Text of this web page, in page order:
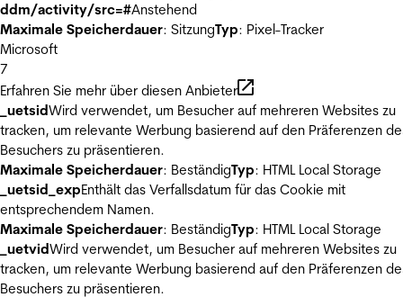
ddm/activity/src=#Anstehend
Maximale Speicherdauer: SitzungTyp: Pixel-Tracker
Microsoft
7
Erfahren Sie mehr über diesen Anbieter
_uetsidWird verwendet, um Besucher auf mehreren Websites zu
tracken, um relevante Werbung basierend auf den Präferenzen
Besuchers zu präsentieren.
Maximale Speicherdauer: BeständigTyp: HTML Local Storage
_uetsid_expEnthält das Verfallsdatum für das Cookie mit
entsprechendem Namen.
Maximale Speicherdauer: BeständigTyp: HTML Local Storage
_uetvidWird verwendet, um Besucher auf mehreren Websites zu
tracken, um relevante Werbung basierend auf den Präferenzen
Besuchers zu präsentieren.